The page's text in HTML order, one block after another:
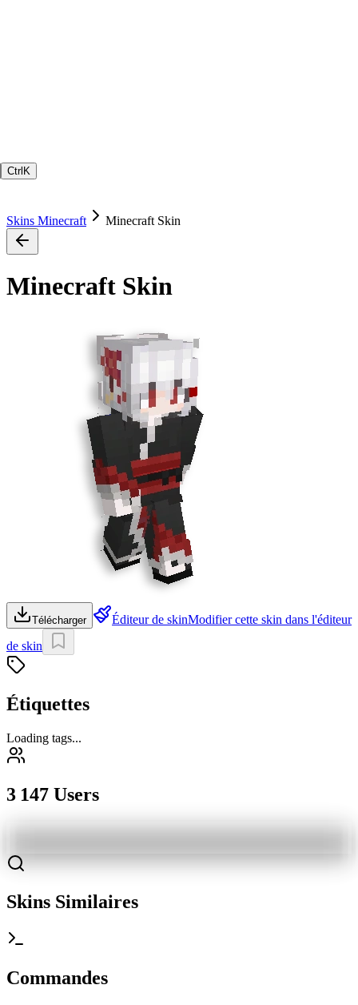
Ctrl K
Skins Minecraft Minecraft Skin
Minecraft Skin
Télécharger Éditeur de skinModifier cette skin dans l'éditeur
de skin
Étiquettes
Loading tags...
3 147 Users
Skins Similaires
Commandes